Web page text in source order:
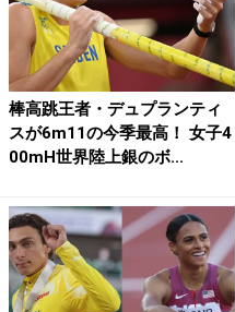
棒高跳王者・デュプランティ
スが6m11の今季最高！ 女子4
00mH世界陸上銀のボ...